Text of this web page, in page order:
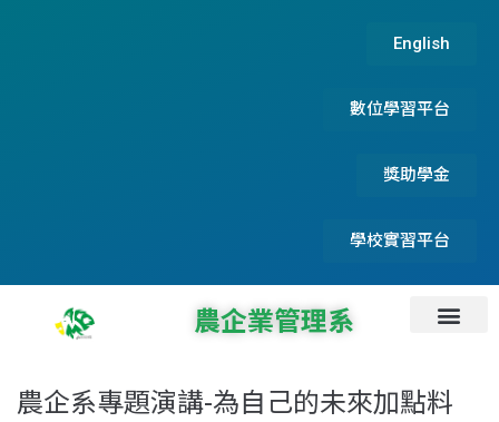
English
數位學習平台
獎助學金
學校實習平台
農企業管理系
農企系專題演講-為自己的未來加點料